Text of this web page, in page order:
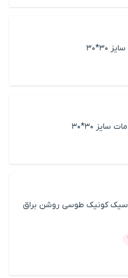
30*30
کونیک طوسی روشن براق
تخفیف